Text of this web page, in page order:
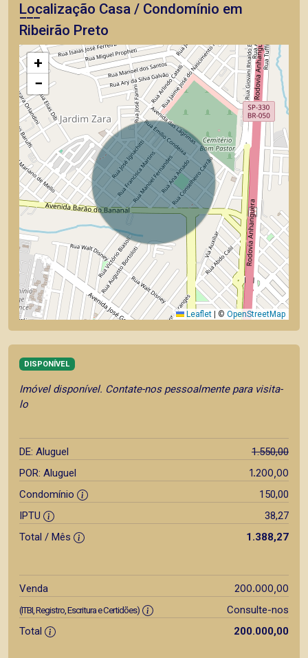
Localização Casa / Condomínio em
Ribeirão Preto
+
−
Leaflet © OpenStreetMap
DISPONÍVEL
Imóvel disponível. Contate-nos pessoalmente para visita-
lo
DE: Aluguel
1.550,00
POR: Aluguel
1.200,00
Condomínio
150,00
IPTU
38,27
Total / Mês
1.388,27
Venda 200.000,00
(ITBI, Registro, Escritura e Certidões)
Consulte-nos
Total
200.000,00